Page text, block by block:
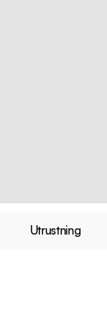
Utrustning